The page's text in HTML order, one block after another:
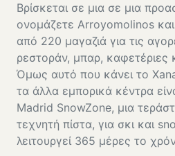
Βρίσκεται σε μια σε μια
ονομάζετε Arroyomolinos
από 220 μαγαζιά για τις
ρεστοράν, μπαρ, καφετέριες
Όμως αυτό που κάνει το
τα άλλα εμπορικά κέντρα
Madrid SnowZone, μια
τεχνητή πίστα, για σκι και
λειτουργεί 365 μέρες το